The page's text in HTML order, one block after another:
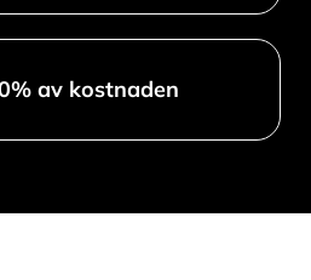
av kostnaden